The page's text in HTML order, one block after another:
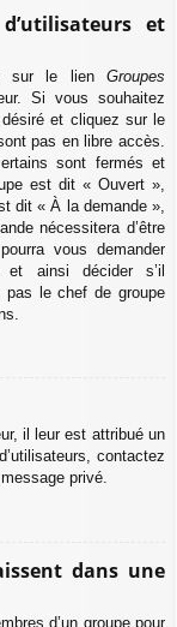
et
sur le lien Groupes
Si vous souhaitez
et cliquez sur le
pas en libre accès.
sont fermés et
est dit « Ouvert »,
dit « À la demande »,
nécessitera d’être
vous demander
et ainsi décider s’il
pas le chef de groupe
il leur est attribué un
contactez
privé.
dans une
d’un groupe pour